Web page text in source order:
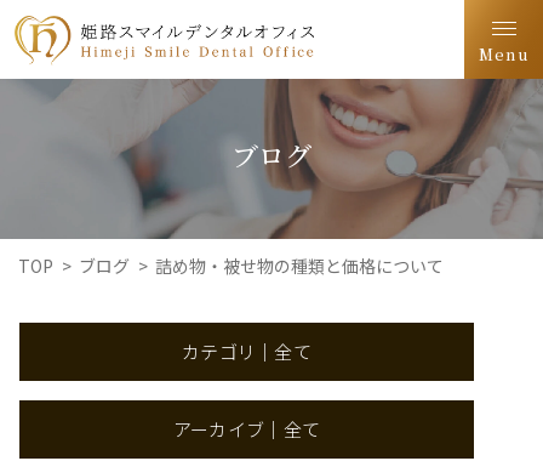
Menu
ブログ
TOP > ブログ > 詰め物・被せ物の種類と価格について
カテゴリ｜全て
アーカイブ｜全て